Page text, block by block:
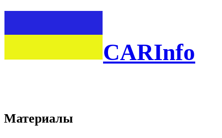
CARInfo
Материалы